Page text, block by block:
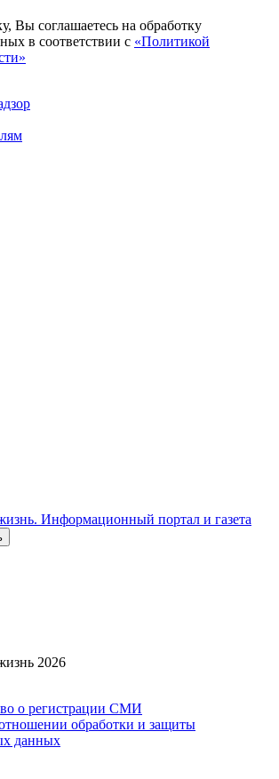
Вы соглашаетесь на обработку
в соответствии с «Политикой
2026
о регистрации СМИ
обработки и защиты
данных